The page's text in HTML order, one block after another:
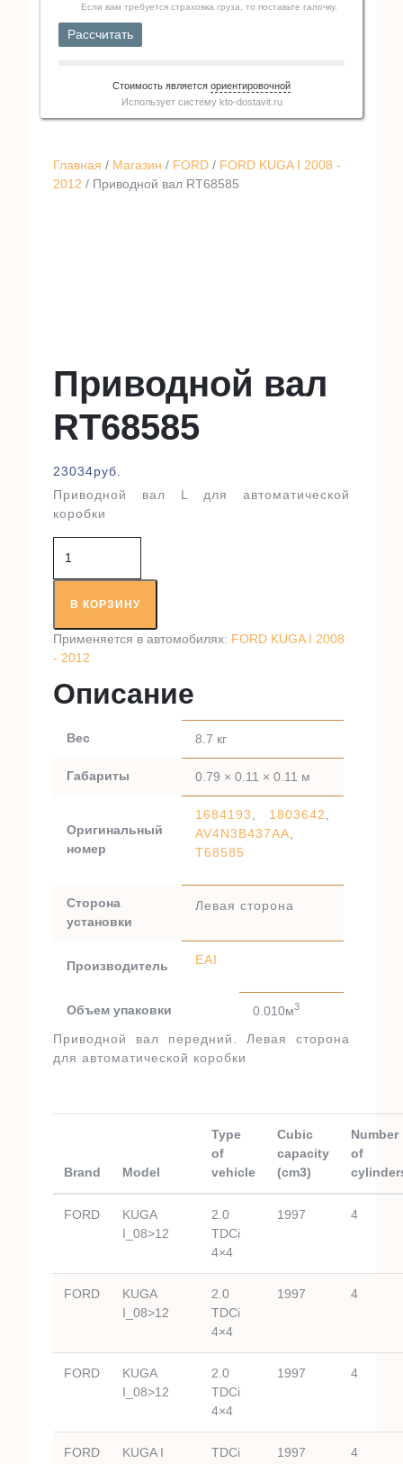
Главная / Магазин / FORD / FORD KUGA I 2008 -
2012 / Приводной вал RT68585
Приводной вал
RT68585
23034руб.
Приводной вал L для автоматической
коробки
товара
Приводной
валВ КОРЗИНУ
Применяется в автомобилях: FORD KUGA I 2008
- 2012
Описание
Вес 8.7 кг
Габариты 0.79 × 0.11 × 0.11 м
Оригинальный
номер
1684193 1803642
AV4N3B437AA
T68585
Сторона
установки
Левая сторона
Производитель EAI
Объем упаковки 0.010м3
Приводной вал передний. Левая сторона
для автоматической коробки
Brand Model
Type
of
vehicle
Cubic
capacity
(cm3)
Number
of
FORD
KUGA
I_08>12
2.0
TDCi
4×4
1997 4
FORD
KUGA
I_08>12
2.0
TDCi
4×4
1997 4
FORD
KUGA
I_08>12
2.0
TDCi
4×4
1997 4
FORD
KUGA I
TDCi
1997 4
Если вам требуется страховка груза, то поставьте галочку.
Рассчитать
Стоимость является ориентировочной
Использует систему kto-dostavit.ru